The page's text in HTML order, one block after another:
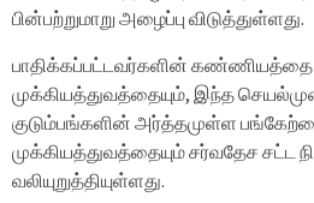
பின்பற்றுமாறு அழைப்பு விடுத்துள்ளது.
பாதிக்கப்பட்டவர்களின் கண்ணியத்தை
முக்கியத்துவத்தையும், இந்த
குடும்பங்களின் அர்த்தமுள்ள
முக்கியத்துவத்தையும் சர்வதேச சட்ட
வலியுறுத்தியுள்ளது.